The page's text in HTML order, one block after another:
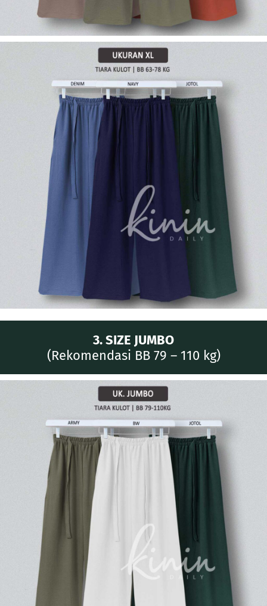
3. SIZE JUMBO
(Rekomendasi BB 79 – 110 kg)